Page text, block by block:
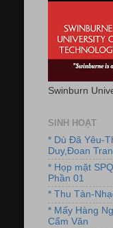
Swinburn
SINH HOẠT
* Dù Đã Yêu-
Duy,Đoan
* Họp mặt
Phần 01
* Thu Tàn-
* Mấy Hàng
Cẩm Văn